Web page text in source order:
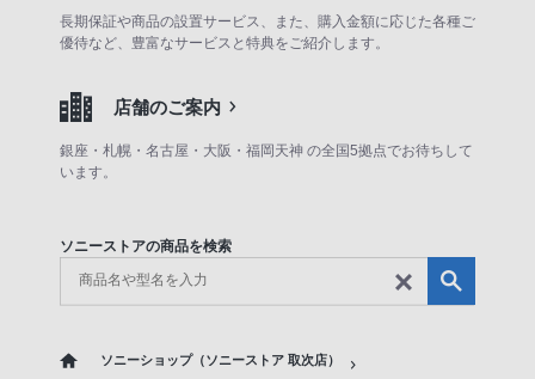
長期保証や商品の設置サービス、また、購入金額に応じた各種ご
優待など、豊富なサービスと特典をご紹介します。
店舗のご案内
銀座・札幌・名古屋・大阪・福岡天神 の全国5拠点でお待ちして
います。
ソニーストアの商品を検索
ソニーショップ（ソニーストア 取次店）